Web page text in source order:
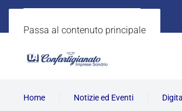
Passa al contenuto principale
Home Notizie ed Eventi